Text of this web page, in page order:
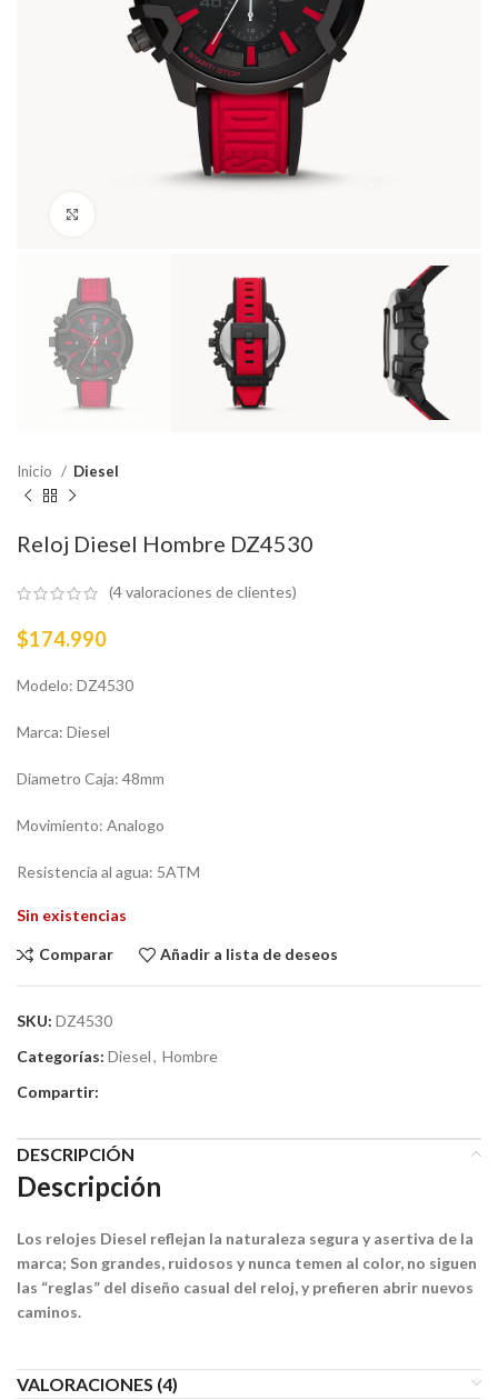
Inicio Diesel
Reloj Diesel Hombre DZ4530
(4valoraciones de clientes)
$174.990
Modelo: DZ4530
Marca: Diesel
Diametro Caja: 48mm
Movimiento: Analogo
Resistencia al agua: 5ATM
Sin existencias
Comparar Añadir a lista de deseos
SKU: DZ4530
Categorías: Diesel, Hombre
Compartir:
DESCRIPCIÓN
Descripción
Los relojes Diesel reflejan la naturaleza segura y asertiva de la
marca; Son grandes, ruidosos y nunca temen al color, no siguen
las “reglas” del diseño casual del reloj, y prefieren abrir nuevos
caminos.
VALORACIONES (4)